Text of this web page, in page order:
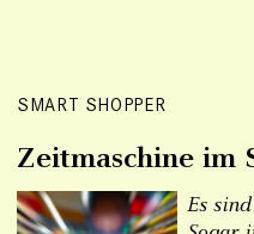
SMART SHOPPER
Zeitmaschine im
Es